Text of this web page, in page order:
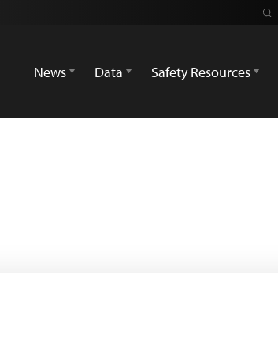
News
Data Safety Resources